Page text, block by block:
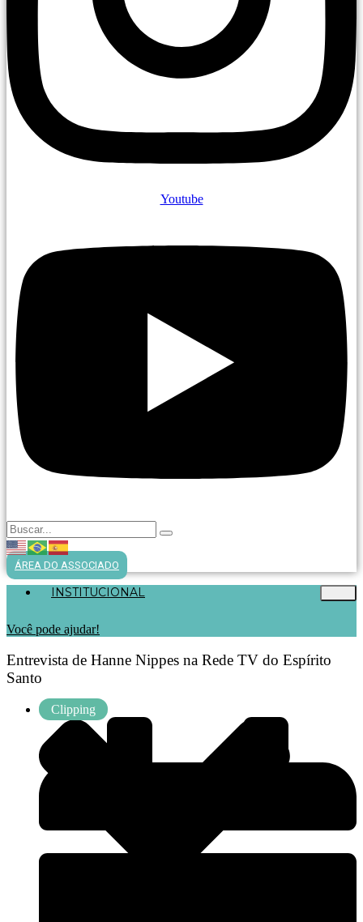
Youtube
ÁREA DO ASSOCIADO
INSTITUCIONAL
Você pode ajudar!
Entrevista de Hanne Nippes na Rede TV do Espírito
Santo
Clipping